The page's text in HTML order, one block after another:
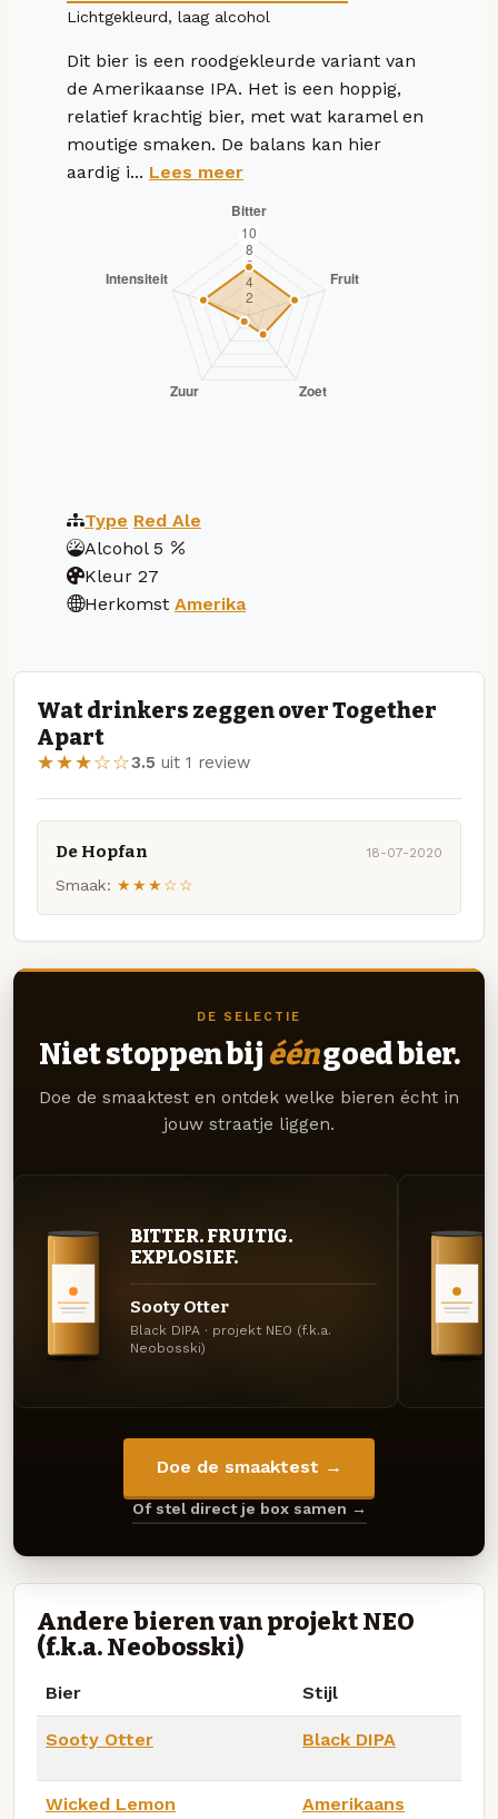
Lichtgekleurd, laag alcohol
Dit bier is een roodgekleurde variant van
de Amerikaanse IPA. Het is een hoppig,
relatief krachtig bier, met wat karamel en
moutige smaken. De balans kan hier
aardig i... Lees meer
Type Red Ale
Alcohol 5
Kleur 27
Herkomst Amerika
Wat drinkers zeggen over Together
Apart
★★★☆☆3.5 uit 1 review
De Hopfan 18-07-2020
Smaak: ★★★☆☆
DE SELECTIE
Niet stoppen bij ééngoed bier.
Doe de smaaktest en ontdek welke bieren écht in
jouw straatje liggen.
BITTER. FRUITIG.
EXPLOSIEF.
Sooty Otter
Black DIPA · projekt NEO (f.k.a.
Neobosski)
Doe de smaaktest →
Of stel direct je box samen →
Andere bieren van projekt NEO
(f.k.a. Neobosski)
Bier Stijl
Sooty Otter Black DIPA
Wicked Lemon
Amerikaans